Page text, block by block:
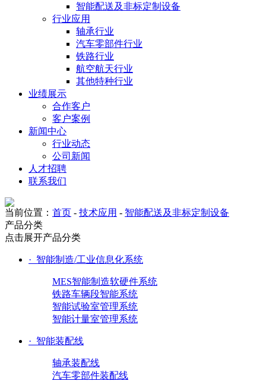
智能配送及非标定制设备
行业应用
轴承行业
汽车零部件行业
铁路行业
航空航天行业
其他特种行业
业绩展示
合作客户
客户案例
新闻中心
行业动态
公司新闻
人才招聘
联系我们
当前位置： 首页 - 技术应用 - 智能配送及非标定制设备
产品分类
点击展开产品分类
· 智能制造/工业信息化系统
MES智能制造软硬件系统
铁路车辆段智能系统
智能试验室管理系统
智能计量室管理系统
· 智能装配线
轴承装配线
汽车零部件装配线